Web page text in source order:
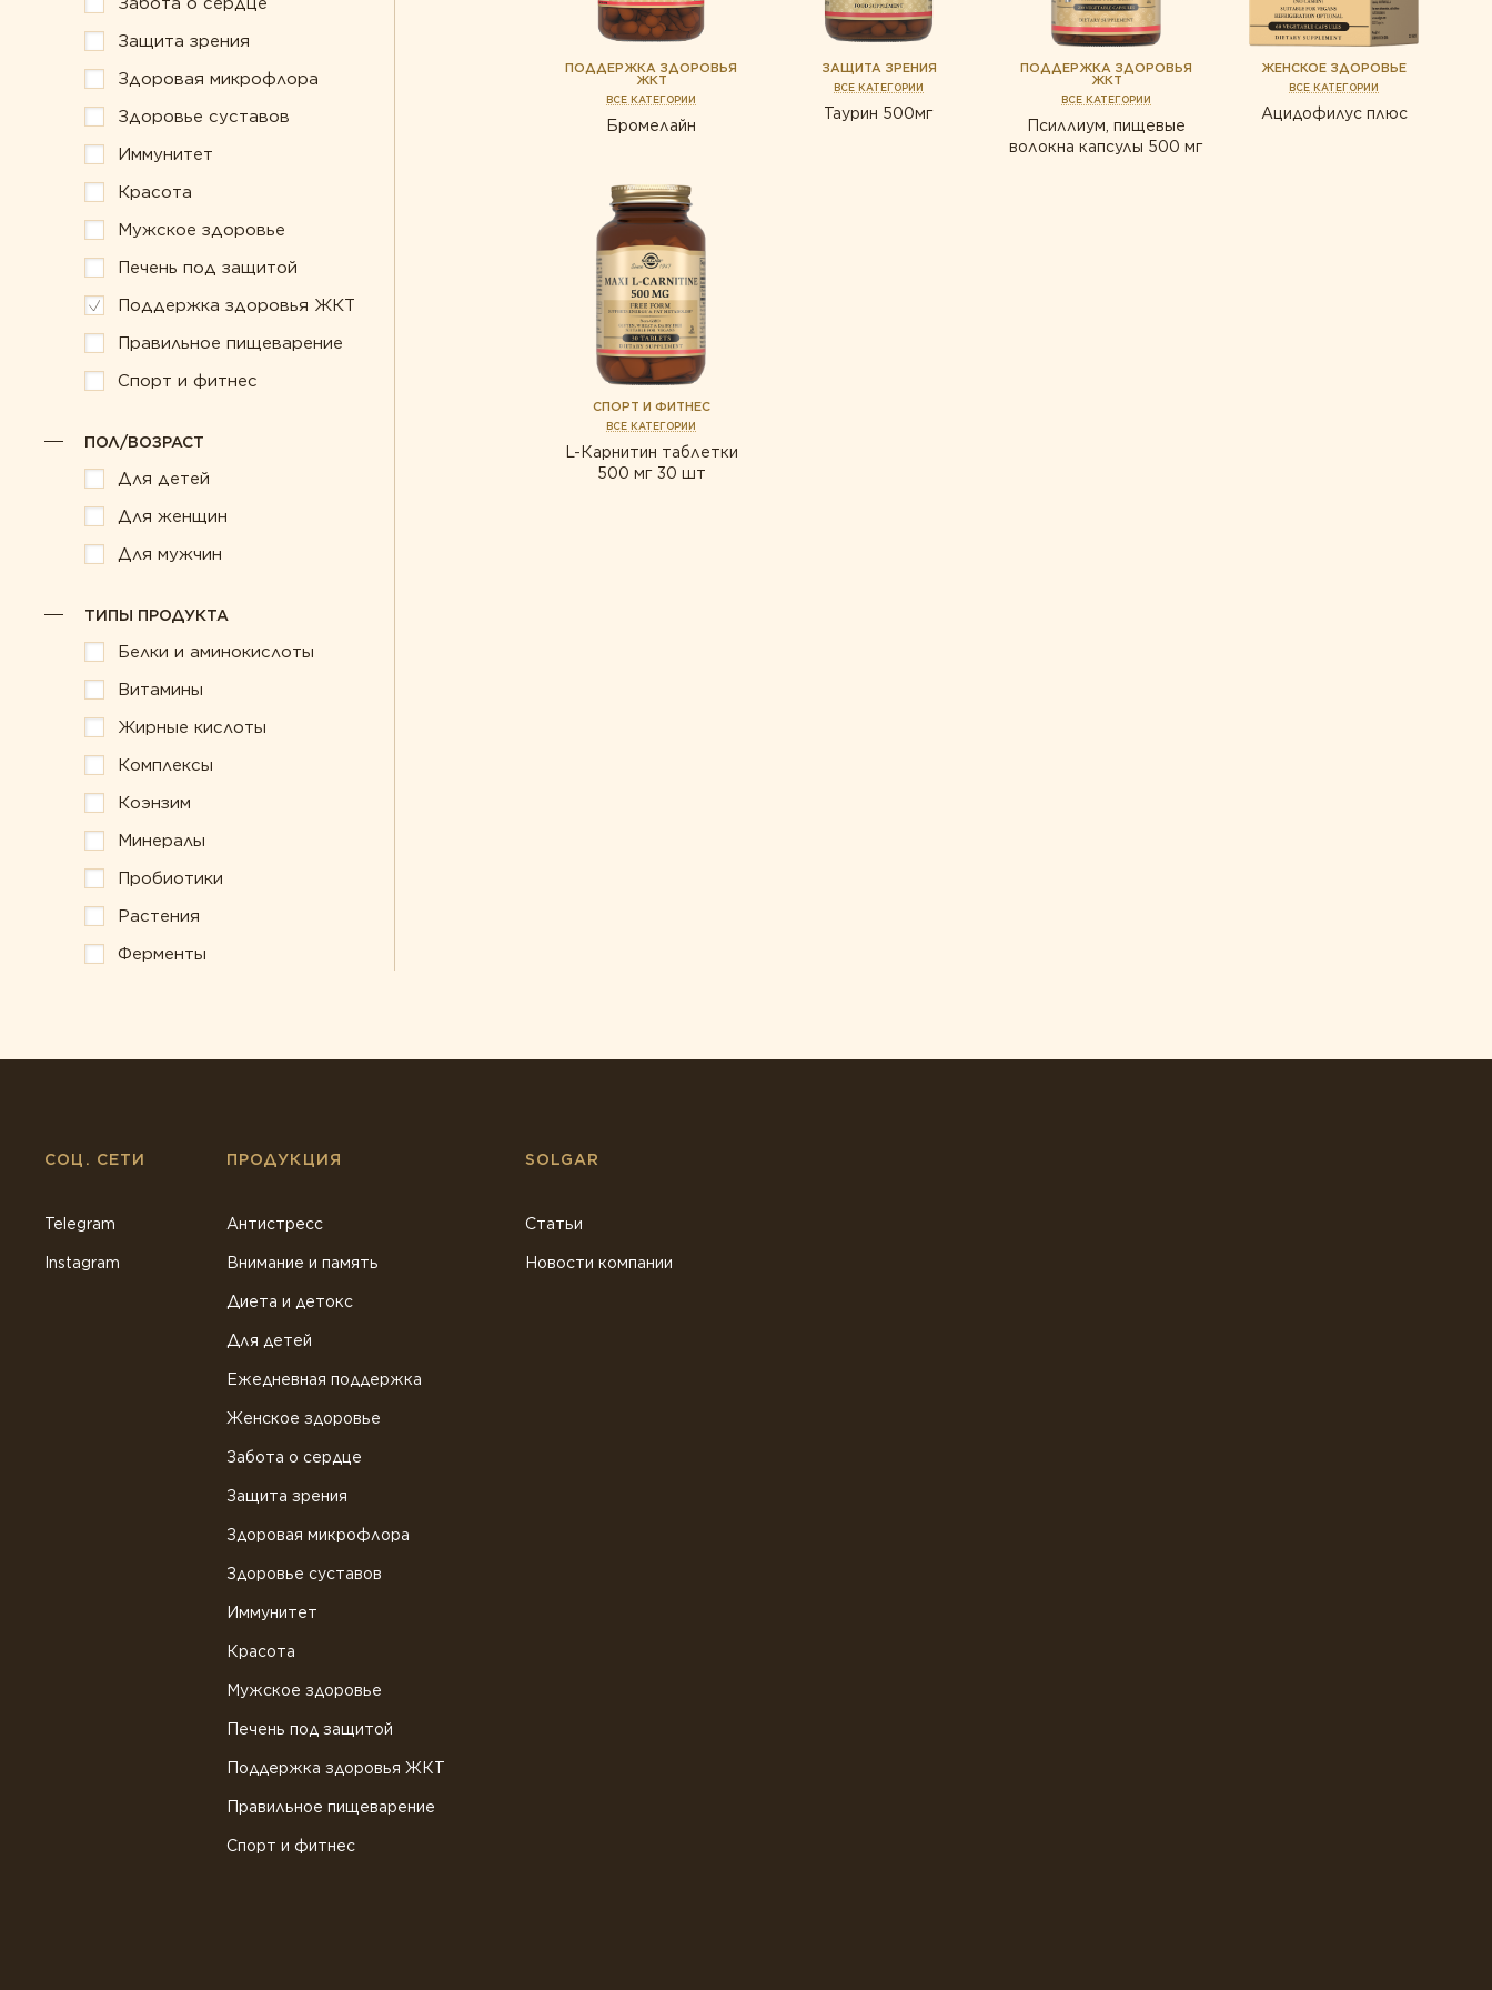
Забота о сердце
Защита зрения
Здоровая микрофлора
Защита зрения
Здоровая микрофлора
Здоровье суставов
Иммунитет
Красота
Мужское здоровье
Печень под защитой
Поддержка здоровья ЖКТ
Правильное пищеварение
Спорт и фитнес
ПОЛ/ВОЗРАСТ
Для детей
Для женщин
Для мужчин
ТИПЫ ПРОДУКТА
Белки и аминокислоты
Витамины
Жирные кислоты
Комплексы
Коэнзим
Минералы
Пробиотики
Растения
Ферменты
ПОДДЕРЖКА ЗДОРОВЬЯ
ЖКТ
ВСЕ КАТЕГОРИИ
Бромелайн
ЗАЩИТА ЗРЕНИЯ
ВСЕ КАТЕГОРИИ
Таурин 500мг
ПОДДЕРЖКА ЗДОРОВЬЯ
ЖКТ
ВСЕ КАТЕГОРИИ
Псиллиум, пищевые
волокна капсулы 500 мг
ЖЕНСКОЕ ЗДОРОВЬЕ
ВСЕ КАТЕГОРИИ
Ацидофилус плюс
СПОРТ И ФИТНЕС
ВСЕ КАТЕГОРИИ
L-Карнитин таблетки
500 мг 30 шт
СОЦ. СЕТИ
Telegram
Instagram
ПРОДУКЦИЯ
Антистресс
Внимание и память
Диета и детокс
Для детей
Ежедневная поддержка
Женское здоровье
Забота о сердце
Защита зрения
Здоровая микрофлора
Здоровье суставов
Иммунитет
Красота
Мужское здоровье
Печень под защитой
Поддержка здоровья ЖКТ
Правильное пищеварение
Спорт и фитнес
SOLGAR
Статьи
Новости компании